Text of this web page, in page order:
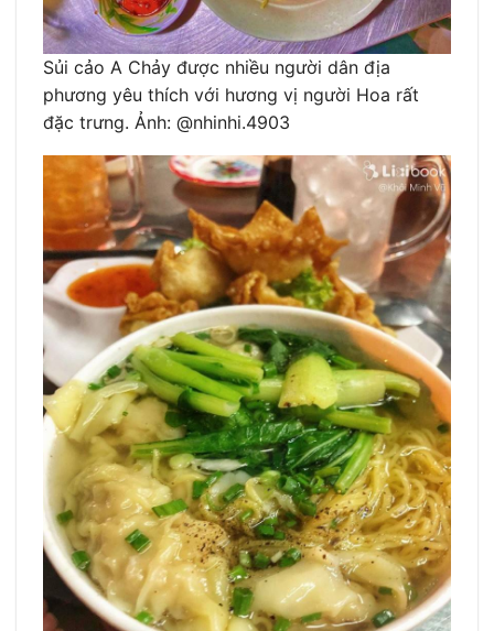
Sủi cảo A Chảy được nhiều người dân địa
phương yêu thích với hương vị người Hoa rất
đặc trưng. Ảnh: @nhinhi.4903